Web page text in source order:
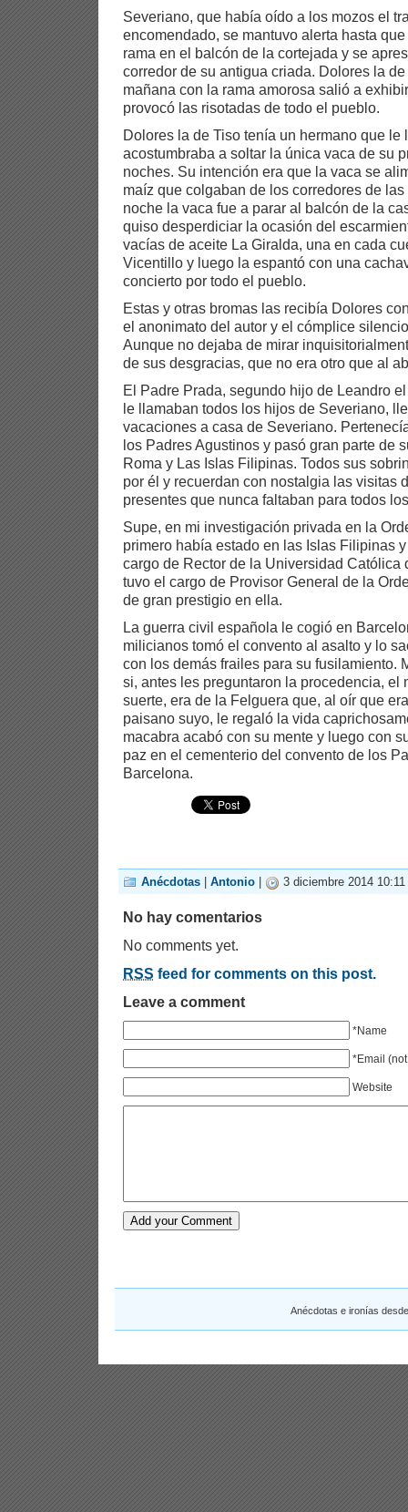
Severiano, que había oído a los mozos el
encomendado, se mantuvo alerta hasta
rama en el balcón de la cortejada y se
corredor de su antigua criada. Dolores la
mañana con la rama amorosa salió a
provocó las risotadas de todo el pueblo.
Dolores la de Tiso tenía un hermano que
acostumbraba a soltar la única vaca de su
noches. Su intención era que la vaca se
maíz que colgaban de los corredores de
noche la vaca fue a parar al balcón de la
quiso desperdiciar la ocasión del
vacías de aceite La Giralda, una en cada
Vicentillo y luego la espantó con una
concierto por todo el pueblo.
Estas y otras bromas las recibía Dolores
el anonimato del autor y el cómplice
Aunque no dejaba de mirar
de sus desgracias, que no era otro que al
El Padre Prada, segundo hijo de Leandro
le llamaban todos los hijos de Severiano,
vacaciones a casa de Severiano.
los Padres Agustinos y pasó gran parte de
Roma y Las Islas Filipinas. Todos sus
por él y recuerdan con nostalgia las visitas
presentes que nunca faltaban para todos
Supe, en mi investigación privada en la
primero había estado en las Islas Filipinas
cargo de Rector de la Universidad Católica
tuvo el cargo de Provisor General de la
de gran prestigio en ella.
La guerra civil española le cogió en
milicianos tomó el convento al asalto y lo
con los demás frailes para su fusilamiento.
si, antes les preguntaron la procedencia, el
suerte, era de la Felguera que, al oír que
paisano suyo, le regaló la vida
macabra acabó con su mente y luego con
paz en el cementerio del convento de los
Barcelona.
Anécdotas Antonio 3 diciembre 2014 10:11
No hay comentarios
No comments yet.
RSS feed for comments on this post.
Leave a comment
*Name
*Email
Website
Anécdotas e ironías